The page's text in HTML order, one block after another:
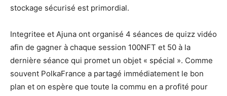
stockage sécurisé est primordial.
Integritee et Ajuna ont organisé 4 séances de quizz vidéo
afin de gagner à chaque session 100NFT et 50 à la
dernière séance qui promet un objet « spécial ». Comme
souvent PolkaFrance a partagé immédiatement le bon
plan et on espère que toute la commu en a profité pour